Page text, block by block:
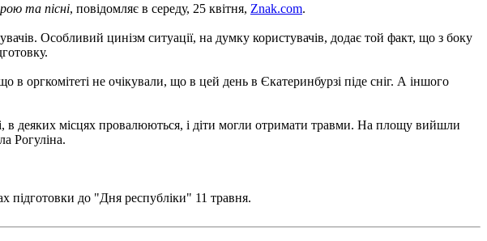
та пісні, повідомляє в середу, 25 квітня, Znak.com.
Особливий цинізм ситуації, на думку користувачів, додає той факт, що з боку
оргкомітеті не очікували, що в цей день в Єкатеринбурзі піде сніг. А іншого
в деяких місцях провалюються, і діти могли отримати травми. На площу вийшли
Рогуліна.
підготовки до "Дня республіки" 11 травня.